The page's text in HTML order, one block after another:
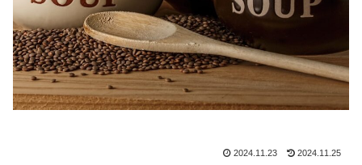
2024.11.23 2024.11.25